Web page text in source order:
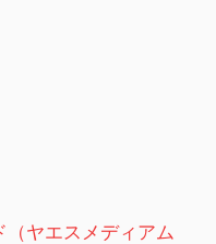
（ヤエスメディアム